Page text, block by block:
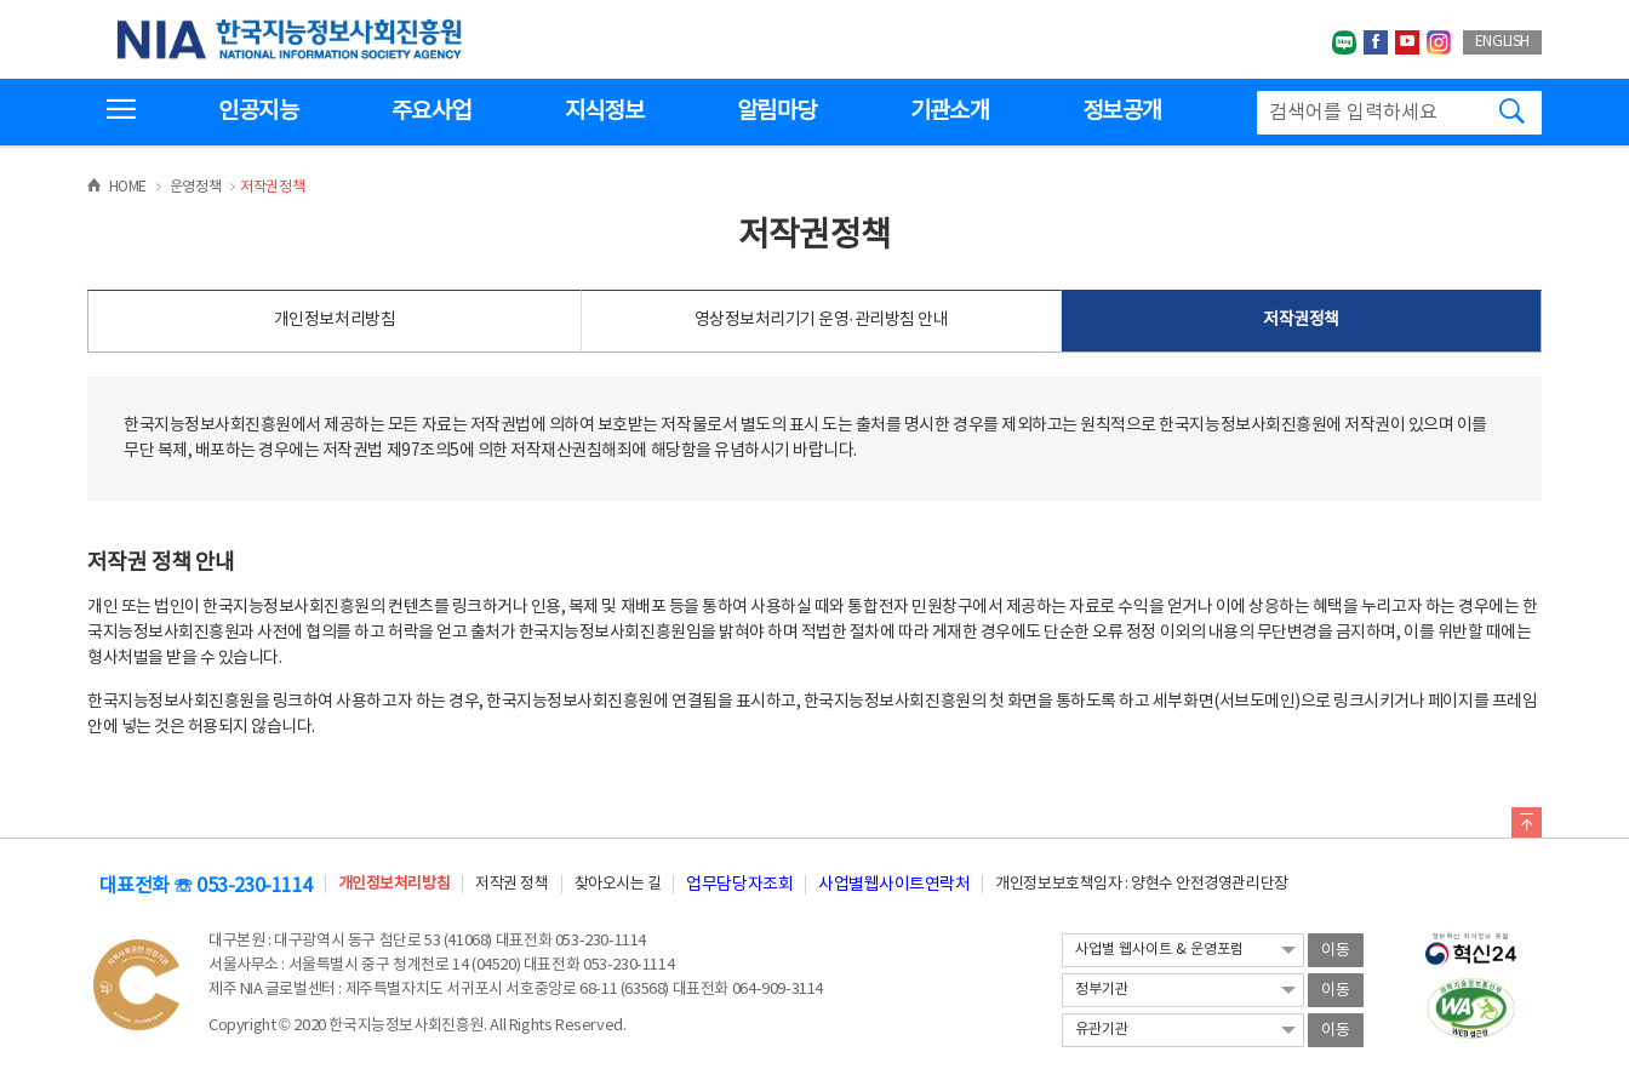
기
한국지능정보사회진흥원
네이버블로그
페이스북
유투브인스타그랩
ENGLISH
인공지능 주요사업 지식정보 알림마당 기관소개 정보공개
HOME >운영정책 >
저작권정책
저작권정책
개인정보처리방침 영상정보처리기기 운영·관리방침 안내 저작권정책
한국지능정보사회진흥원에서 제공하는 모든 자료는 저작권법에 의하여 보호받는 저작물로서 별도의 표시 도는 출처를 명시한 경우를 제외하고는 원칙적으로 한국지능정보사회진흥원에 저작권이 있으며 이를
무단 복제, 배포하는 경우에는 저작권법 제97조의5에 의한 저작재산권침해죄에 해당함을 유념하시기 바랍니다.
저작권 정책 안내
개인 또는 법인이 한국지능정보사회진흥원의 컨텐츠를 링크하거나 인용, 복제 및 재배포 등을 통하여 사용하실 때와 통합전자 민원창구에서 제공하는 자료로 수익을 얻거나 이에 상응하는 혜택을 누리고자 하는 경우에는 한
국지능정보사회진흥원과 사전에 협의를 하고 허락을 얻고 출처가 한국지능정보사회진흥원임을 밝혀야 하며 적법한 절차에 따라 게재한 경우에도 단순한 오류 정정 이외의 내용의 무단변경을 금지하며, 이를 위반할 때에는
형사처벌을 받을 수 있습니다.
한국지능정보사회진흥원을 링크하여 사용하고자 하는 경우, 한국지능정보사회진흥원에 연결됨을 표시하고, 한국지능정보사회진흥원의 첫 화면을 통하도록 하고 세부화면(서브도메인)으로 링크시키거나 페이지를 프레임
안에 넣는 것은 허용되지 않습니다.
대표전화 ☏ 053-230-1114 개인정보처리방침 저작권 정책 찾아오시는 길 업무담당자조회 사업별웹사이트연락처 개인정보보호책임자 : 양현수 안전경영관리단장
대구본원 : 대구광역시 동구 첨단로 53 (41068) 대표전화 053-230-1114
서울사무소 : 서울특별시 중구 청계천로 14 (04520) 대표전화 053-230-1114
제주 NIA 글로벌센터 : 제주특별자치도 서귀포시 서호중앙로 68-11 (63568) 대표전화 064-909-3114
Copyright © 2020 한국지능정보사회진흥원. All Rights Reserved.
이동
이동
이동